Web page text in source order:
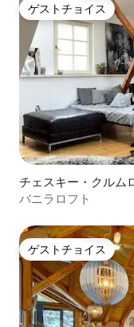
ゲストチョイス
ゲストチョイス
チェスキー・クルム
ト
バニラロフト
ゲストチョイス
ゲストチョイス